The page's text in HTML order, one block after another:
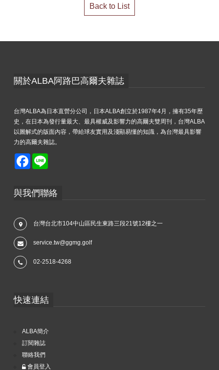
Back to List
關於ALBA阿路巴高爾夫雜誌
台灣ALBA為日本直營分公司，日本ALBA創立於1987年4月，擁有35年歷
史，在日本為發行量最大、最具權威及影響力的高爾夫雙周刊，台灣ALBA
以圖解式的版面內容，帶給球友實用及淺顯易懂的知識，為台灣最具影響
力的高爾夫雜誌。
Facebook
與我們聯絡
台灣台北市104中山區民生東路三段21號12樓之一
service.tw@ggmg.golf
02-2518-4268
快速連結
ALBA簡介
訂閱雜誌
聯絡我們
會員登入